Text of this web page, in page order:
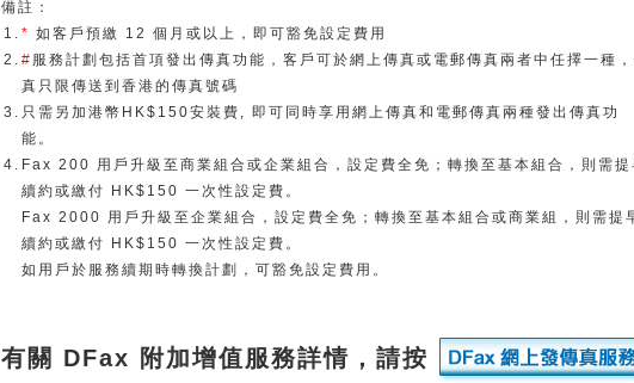
備註：
1. * 如客戶預繳 12 個月或以上，即可豁免設定費用
2. # 服務計劃包括首項發出傳真功能，客戶可於網上傳真或電郵傳真兩者中任擇一種
真只限傳送到香港的傳真號碼
3. 只需另加港幣HK$150安裝費, 即可同時享用 網上傳真和電郵傳真兩種發出傳真功
能。
4. Fax 200 用戶升級至商業組合或企業組合，設定費全免；轉換至基本組合，則需提
續約或繳付 HK$150 一次性設定費。
Fax 2000 用戶升級至企業組合，設定費全免；轉換至基本組合或商業組，則需提
續約或繳付 HK$150 一次性設定費。
如用戶於服務續期時轉換計劃，可豁免設定費用。
有關 DFax 附加增值服務詳情，請按